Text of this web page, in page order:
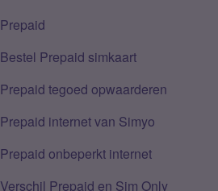
Prepaid
Bestel Prepaid simkaart
Prepaid tegoed opwaarderen
Prepaid internet van Simyo
Prepaid onbeperkt internet
Verschil Prepaid en Sim Only